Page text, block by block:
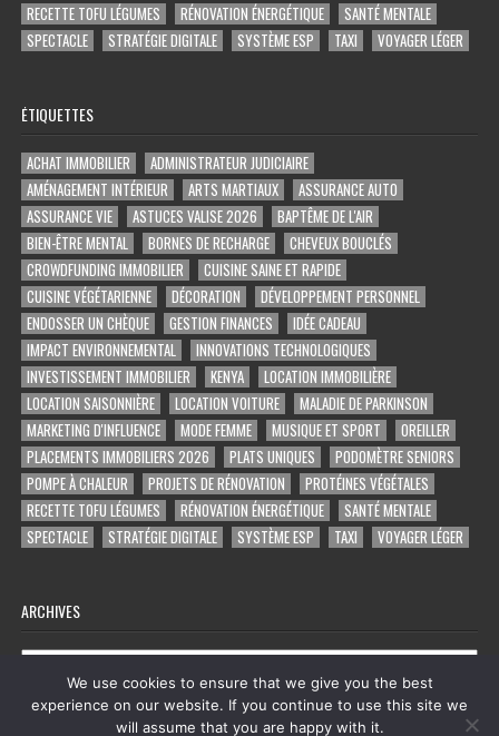
RECETTE TOFU LÉGUMES
RÉNOVATION ÉNERGÉTIQUE
SANTÉ MENTALE
SPECTACLE
STRATÉGIE DIGITALE SYSTÈME ESP TAXI VOYAGER LÉGER
ÉTIQUETTES
ACHAT IMMOBILIER
ADMINISTRATEUR JUDICIAIRE
AMÉNAGEMENT INTÉRIEUR
ARTS MARTIAUX
ASSURANCE AUTO
ASSURANCE VIE
ASTUCES VALISE 2026
BAPTÊME DE L'AIR
BIEN-ÊTRE MENTAL
BORNES DE RECHARGE
CHEVEUX BOUCLÉS
CROWDFUNDING IMMOBILIER
CUISINE SAINE ET RAPIDE
CUISINE VÉGÉTARIENNE
DÉCORATION
DÉVELOPPEMENT PERSONNEL
ENDOSSER UN CHÈQUE
GESTION FINANCES
IDÉE CADEAU
IMPACT ENVIRONNEMENTAL
INNOVATIONS TECHNOLOGIQUES
INVESTISSEMENT IMMOBILIER
KENYA
LOCATION IMMOBILIÈRE
LOCATION SAISONNIÈRE
LOCATION VOITURE
MALADIE DE PARKINSON
MARKETING D'INFLUENCE
MODE FEMME MUSIQUE ET SPORT
OREILLER
PLACEMENTS IMMOBILIERS 2026
PLATS UNIQUES
PODOMÈTRE SENIORS
POMPE À CHALEUR
PROJETS DE RÉNOVATION
PROTÉINES VÉGÉTALES
RECETTE TOFU LÉGUMES
RÉNOVATION ÉNERGÉTIQUE
SANTÉ MENTALE
SPECTACLE
STRATÉGIE DIGITALE SYSTÈME ESP TAXI VOYAGER LÉGER
ARCHIVES
Archives
We use cookies to ensure that we give you the best
experience on our website. If you continue to use this site we
will assume that you are happy with it.